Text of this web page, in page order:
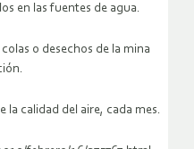
en las fuentes de agua.
o desechos de la mina
la calidad del aire, cada mes.